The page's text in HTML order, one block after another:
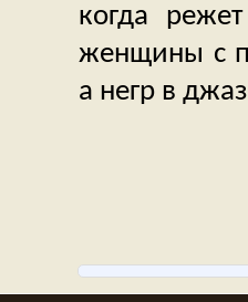
когда
женщины с
а негр в